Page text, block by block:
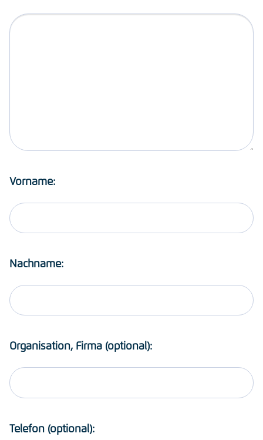
Vorname:
Nachname:
Organisation, Firma (optional):
Telefon (optional):